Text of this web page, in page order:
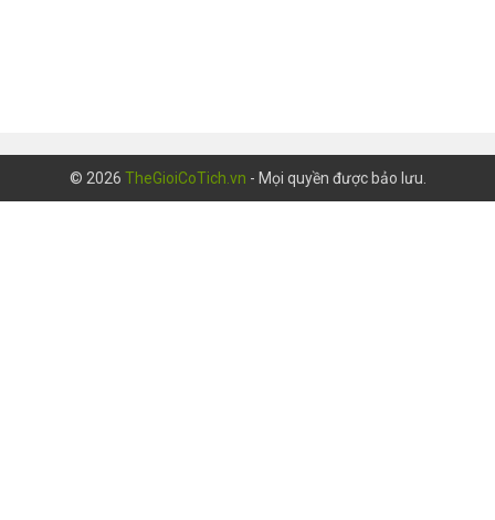
© 2026 TheGioiCoTich.vn - Mọi quyền được bảo lưu.